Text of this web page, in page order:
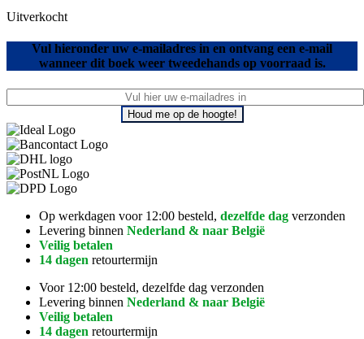
Uitverkocht
Vul hieronder uw e-mailadres in en ontvang een e-mail
wanneer dit boek weer tweedehands op voorraad is.
Houd me op de hoogte!
Op werkdagen voor 12:00 besteld, dezelfde dag verzonden
Levering binnen Nederland & naar België
Veilig betalen
14 dagen retourtermijn
Voor 12:00 besteld, dezelfde dag verzonden
Levering binnen Nederland & naar België
Veilig betalen
14 dagen retourtermijn